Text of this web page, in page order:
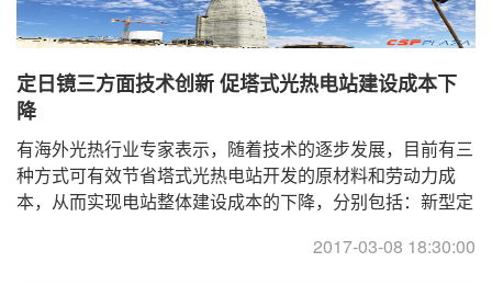
定日镜三方面技术创新 促塔式光热电站建设成本下
降
有海外光热行业专家表示，随着技术的逐步发展，目前有三
种方式可有效节省塔式光热电站开发的原材料和劳动力成
本，从而实现电站整体建设成本的下降，分别包括：新型定
2017-03-08 18:30:00